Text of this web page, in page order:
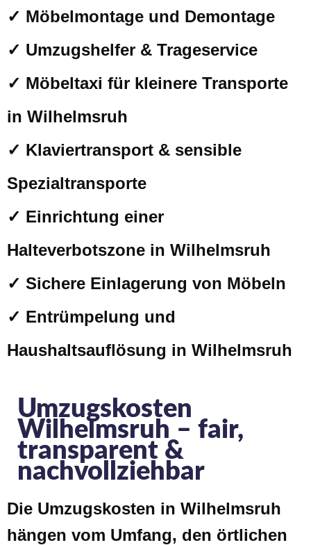
✓ Möbelmontage und Demontage
✓ Umzugshelfer & Trageservice
✓ Möbeltaxi für kleinere Transporte
in Wilhelmsruh
✓ Klaviertransport & sensible
Spezialtransporte
✓ Einrichtung einer
Halteverbotszone in Wilhelmsruh
✓ Sichere Einlagerung von Möbeln
✓ Entrümpelung und
Haushaltsauflösung in Wilhelmsruh
Umzugskosten
Wilhelmsruh – fair,
transparent &
nachvollziehbar
Die Umzugskosten in Wilhelmsruh
hängen vom Umfang, den örtlichen